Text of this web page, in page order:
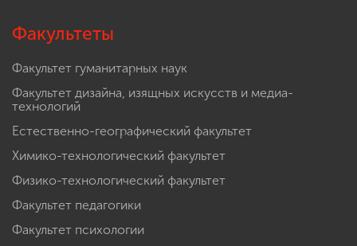
Факультеты
Факультет гуманитарных наук
Факультет дизайна, изящных искусств и медиа-
технологий
Естественно-географический факультет
Химико-технологический факультет
Физико-технологический факультет
Факультет педагогики
Факультет психологии